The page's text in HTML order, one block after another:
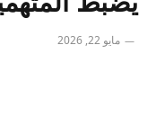
مايو 22, 2026